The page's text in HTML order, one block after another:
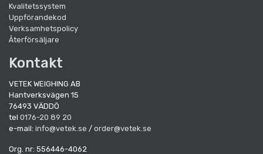
Kvalitetssystem
Uppförandekod
Verksamhetspolicy
Återförsäljare
Kontakt
VETEK WEIGHING AB
Hantverksvägen 15
76493 VÄDDÖ
tel 0176-20 89 20
e-mail: info@vetek.se / order@vetek.se
Org. nr: 556446-4062